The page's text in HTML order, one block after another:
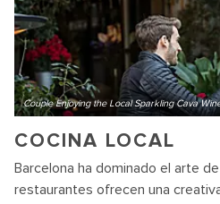
Couple Enjoying the Local Sparkling Cava
COCINA LOCAL
Barcelona ha dominado el arte
restaurantes ofrecen una